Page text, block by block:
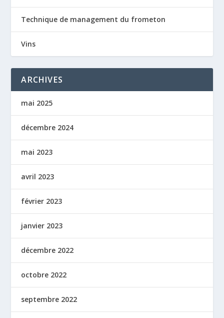
Technique de management du frometon
Vins
ARCHIVES
mai 2025
décembre 2024
mai 2023
avril 2023
février 2023
janvier 2023
décembre 2022
octobre 2022
septembre 2022